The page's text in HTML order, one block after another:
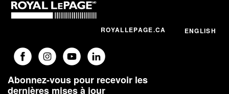
ROYALLEPAGE.CA ENGLISH
Abonnez-vous pour recevoir les
dernières mises à jour